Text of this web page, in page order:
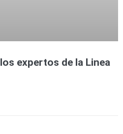
expertos de la Linea